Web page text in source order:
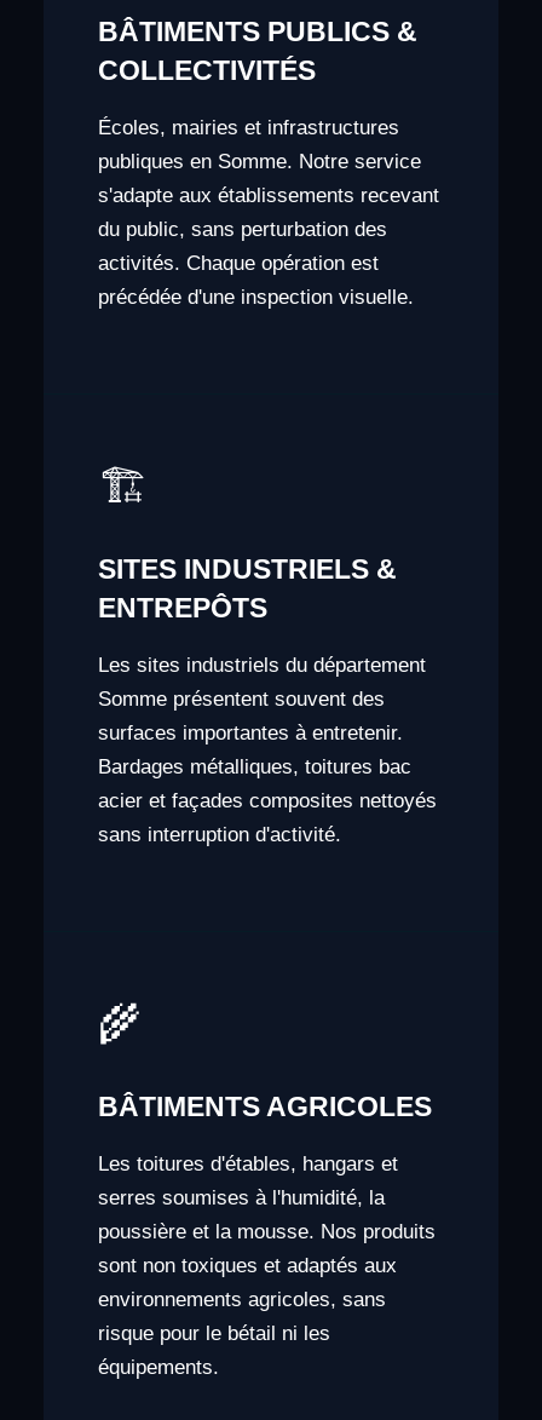
BÂTIMENTS PUBLICS &
COLLECTIVITÉS
Écoles, mairies et infrastructures
publiques en Somme. Notre service
s'adapte aux établissements recevant
du public, sans perturbation des
activités. Chaque opération est
précédée d'une inspection visuelle.
🏗️
SITES INDUSTRIELS &
ENTREPÔTS
Les sites industriels du département
Somme présentent souvent des
surfaces importantes à entretenir.
Bardages métalliques, toitures bac
acier et façades composites nettoyés
sans interruption d'activité.
🌾
BÂTIMENTS AGRICOLES
Les toitures d'étables, hangars et
serres soumises à l'humidité, la
poussière et la mousse. Nos produits
sont non toxiques et adaptés aux
environnements agricoles, sans
risque pour le bétail ni les
équipements.